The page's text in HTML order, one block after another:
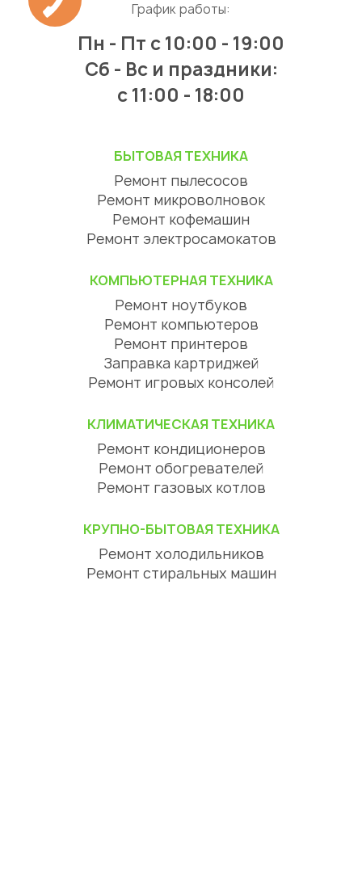
График работы:
Пн - Пт с 10:00 - 19:00
Сб - Вс и праздники:
c 11:00 - 18:00
БЫТОВАЯ ТЕХНИКА
Ремонт пылесосов
Ремонт микроволновок
Ремонт кофемашин
Ремонт электросамокатов
КОМПЬЮТЕРНАЯ ТЕХНИКА
Ремонт ноутбуков
Ремонт компьютеров
Ремонт принтеров
Заправка картриджей
Ремонт игровых консолей
КЛИМАТИЧЕСКАЯ ТЕХНИКА
Ремонт кондиционеров
Ремонт обогревателей
Ремонт газовых котлов
КРУПНО-БЫТОВАЯ ТЕХНИКА
Ремонт холодильников
Ремонт стиральных машин